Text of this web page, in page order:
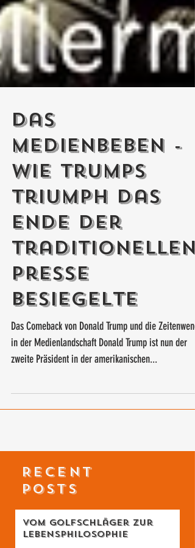
Das
Medienbeben -
Wie Trumps
Triumph das
Ende der
traditionellen
Presse
besiegelte
Das Comeback von Donald Trump und die
RECENT
POSTS